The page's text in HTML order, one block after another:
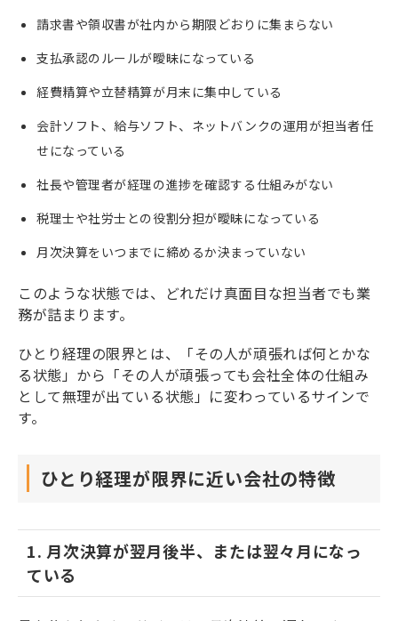
請求書や領収書が社内から期限どおりに集まらない
支払承認のルールが曖昧になっている
経費精算や立替精算が月末に集中している
会計ソフト、給与ソフト、ネットバンクの運用が担当者任
せになっている
社長や管理者が経理の進捗を確認する仕組みがない
税理士や社労士との役割分担が曖昧になっている
月次決算をいつまでに締めるか決まっていない
このような状態では、どれだけ真面目な担当者でも業
務が詰まります。
ひとり経理の限界とは、「その人が頑張れば何とかな
る状態」から「その人が頑張っても会社全体の仕組み
として無理が出ている状態」に変わっているサインで
す。
ひとり経理が限界に近い会社の特徴
1. 月次決算が翌月後半、または翌々月になっ
ている